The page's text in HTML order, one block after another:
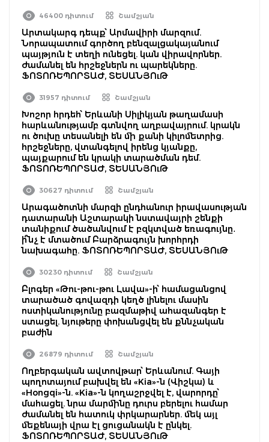
46400 դիտում Շամշյան
Արտակարգ դեպք՝ Արմավիրի մարզում.
Նորապատում գործող բենզալցակայանում
պայթյուն է տեղի ունեցել. կան վիրավորներ.
ժամանել են հրշեջներն ու պարեկները.
ՖՈՏՈՌԵՊՈՐՏԱԺ, ՏԵՍԱՆՅՈւԹ
31957 դիտում Շամշյան
Խոշոր հրդեհ՝ Երևանի Սիլիկյան թաղամասի
հարևանությամբ գտնվող աղբավայրում. կրակն
ու ծուխը տեսանելի են մի քանի կիլոմետրից.
հրշեջները, վտանգելով իրենց կյանքը,
պայքարում են կրակի տարածման դեմ.
ՖՈՏՈՌԵՊՈՐՏԱԺ, ՏԵՍԱՆՅՈւԹ
30627 դիտում Շամշյան
Արագածոտնի մարզի ընդհանուր իրավասության
դատարանի Աշտարակի նստավայրի շենքի
տանիքում ծածանվում է բզկտված եռագույնը․
ի՞նչ է մտածում Բարձրագույն խորհրդի
նախագահը. ՖՈՏՈՌԵՊՈՐՏԱԺ, ՏԵՍԱՆՅՈւԹ
30230 դիտում Շամշյան
Բլոգեր «Թու-թու-թու Լավա»-ի՝ համացանցով
տարածած գովազդի կեղծ լինելու մասին
ոստիկանությունը բազմաթիվ ահազանգեր է
ստացել. նյութերը փոխանցվել են քննչական
բաժին
26879 դիտում Շամշյան
Ողբերգական ավտովթար՝ Երևանում. Գայի
պողոտայում բախվել են «Kia»-ն (Վիշկա) և
«Hongqi»-ն. «Kia»-ն կողաշրջվել է, վարորդը՝
մահացել. նրա մարմինը դուրս բերելու համար
ժամանել են հատուկ փրկարարներ. մեկ այլ
մեքենայի վրա էլ ցուցանակն է ընկել.
ՖՈՏՈՌԵՊՈՐՏԱԺ, ՏԵՍԱՆՅՈւԹ